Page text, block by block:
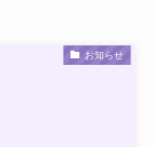
お知らせ